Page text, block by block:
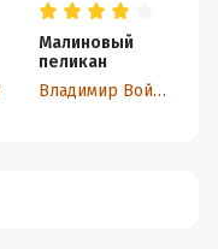
Малиновый
пеликан
Владимир Войнович